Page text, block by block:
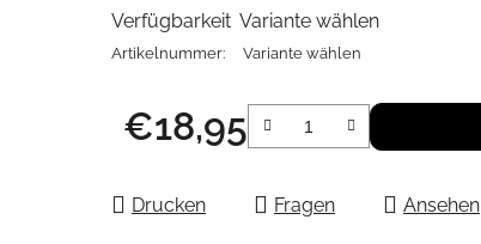
Verfügbarkeit Variante wählen
Artikelnummer: Variante wählen
€18,95
Drucken Fragen Ansehen